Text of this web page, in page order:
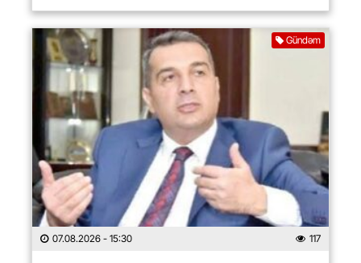
Gündəm
07.08.2026 - 15:30 117